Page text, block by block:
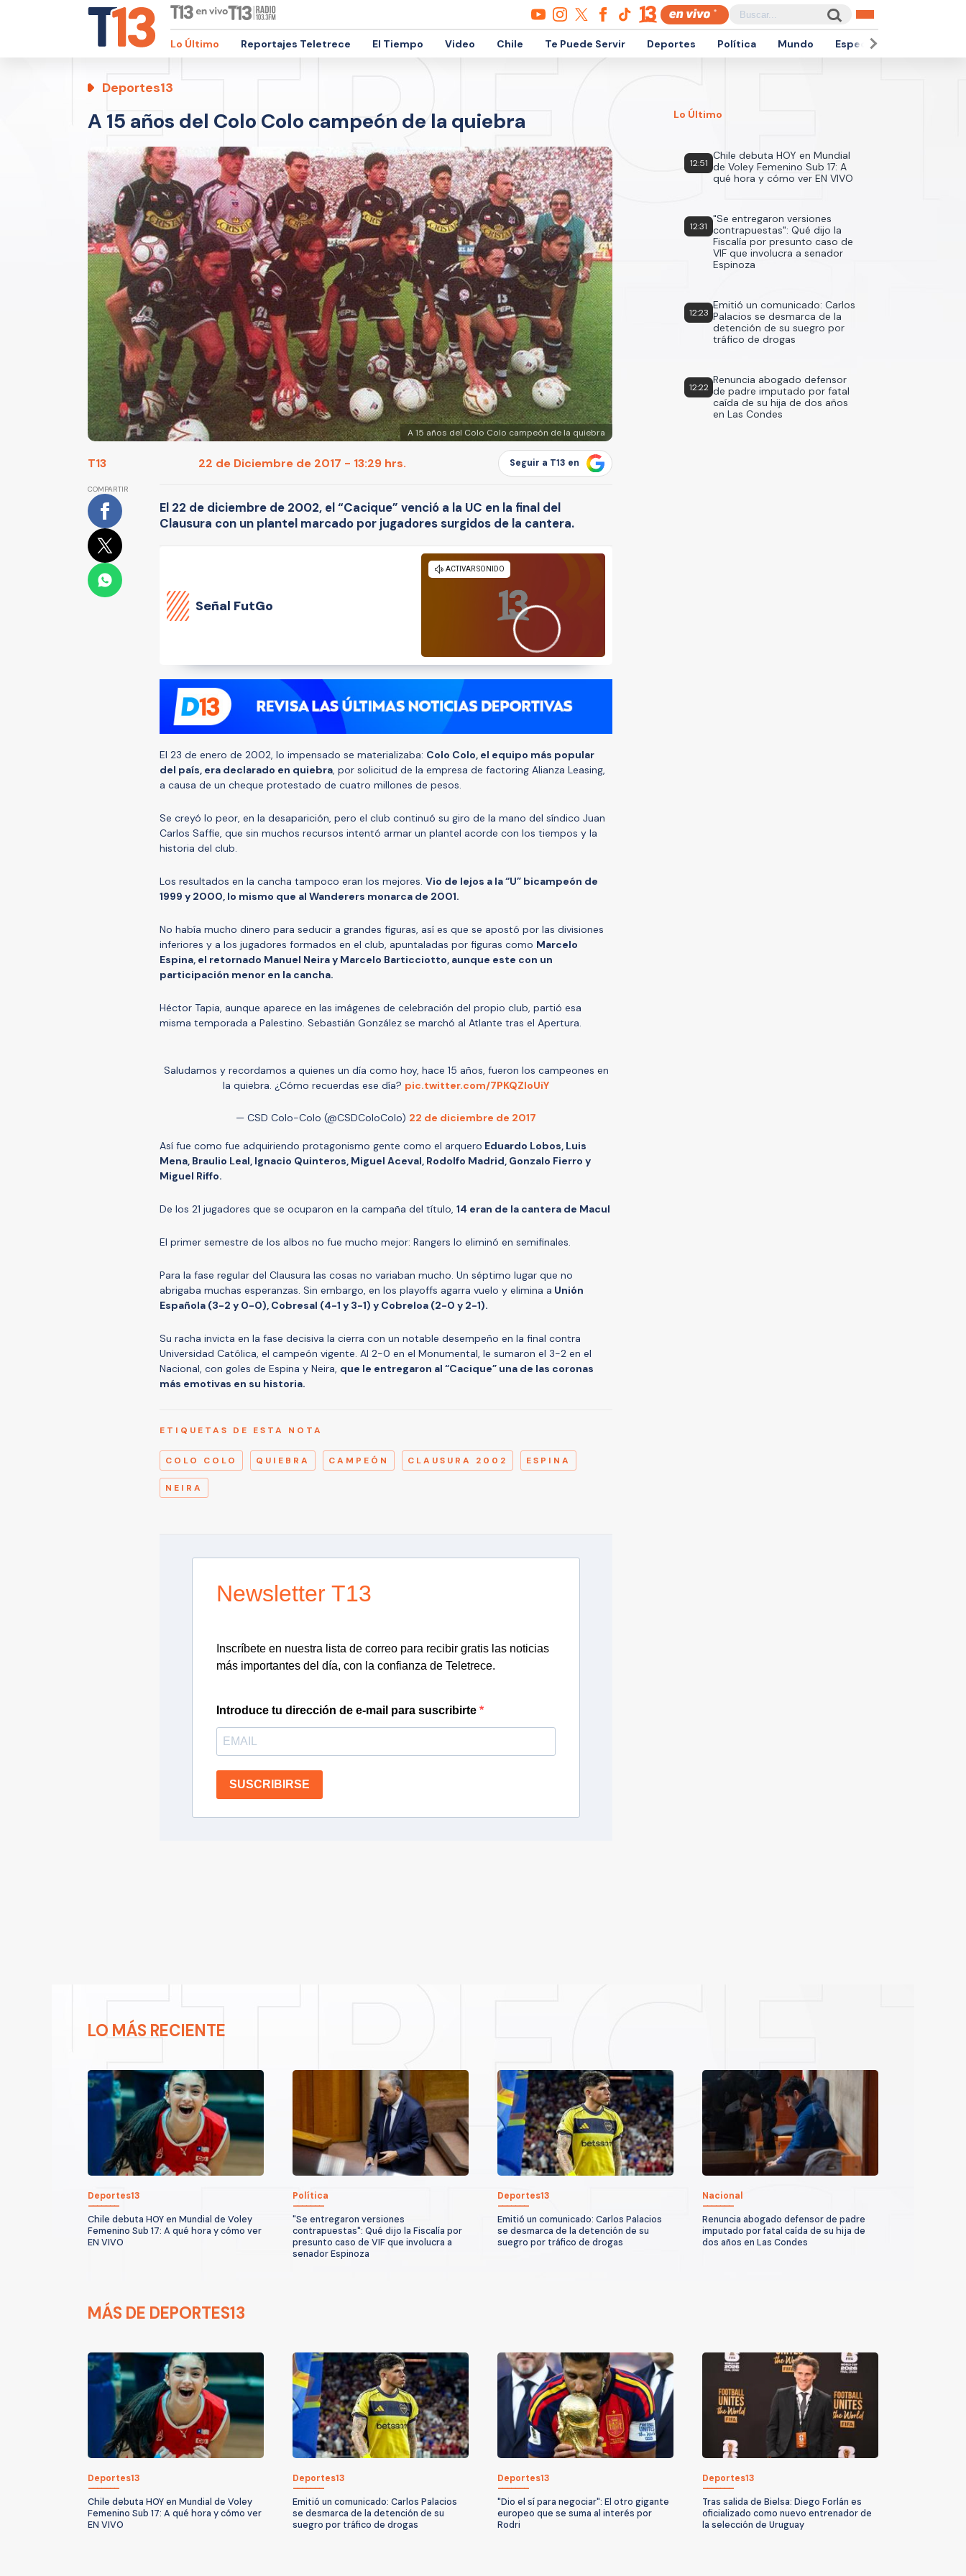
Lo Último Reportajes Teletrece El Tiempo Video Chile Te Puede Servir Deportes Política Mundo Espectáculos
Deportes13
A 15 años del Colo Colo campeón de la quiebra
A 15 años del Colo Colo campeón de la quiebra
T13 22 de Diciembre de 2017 - 13:29 hrs. Seguir a T13 en
COMPARTIR
El 22 de diciembre de 2002, el “Cacique” venció a la UC en la final del
Clausura con un plantel marcado por jugadores surgidos de la cantera.
Señal FutGo
El 23 de enero de 2002, lo impensado se materializaba: Colo Colo, el equipo más popular
del país, era declarado en quiebra, por solicitud de la empresa de factoring Alianza Leasing,
a causa de un cheque protestado de cuatro millones de pesos.
Se creyó lo peor, en la desaparición, pero el club continuó su giro de la mano del síndico Juan
Carlos Saffie, que sin muchos recursos intentó armar un plantel acorde con los tiempos y la
historia del club.
Los resultados en la cancha tampoco eran los mejores. Vio de lejos a la “U” bicampeón de
1999 y 2000, lo mismo que al Wanderers monarca de 2001.
No había mucho dinero para seducir a grandes figuras, así es que se apostó por las divisiones
inferiores y a los jugadores formados en el club, apuntaladas por figuras como Marcelo
Espina, el retornado Manuel Neira y Marcelo Barticciotto, aunque este con un
participación menor en la cancha.
Héctor Tapia, aunque aparece en las imágenes de celebración del propio club, partió esa
misma temporada a Palestino. Sebastián González se marchó al Atlante tras el Apertura.
Saludamos y recordamos a quienes un día como hoy, hace 15 años, fueron los campeones en
la quiebra. ¿Cómo recuerdas ese día? pic.twitter.com/7PKQZloUiY
— CSD Colo-Colo (@CSDColoColo) 22 de diciembre de 2017
Así fue como fue adquiriendo protagonismo gente como el arquero Eduardo Lobos, Luis
Mena, Braulio Leal, Ignacio Quinteros, Miguel Aceval, Rodolfo Madrid, Gonzalo Fierro y
Miguel Riffo.
De los 21 jugadores que se ocuparon en la campaña del título, 14 eran de la cantera de Macul
El primer semestre de los albos no fue mucho mejor: Rangers lo eliminó en semifinales.
Para la fase regular del Clausura las cosas no variaban mucho. Un séptimo lugar que no
abrigaba muchas esperanzas. Sin embargo, en los playoffs agarra vuelo y elimina a Unión
Española (3-2 y 0-0), Cobresal (4-1 y 3-1) y Cobreloa (2-0 y 2-1).
Su racha invicta en la fase decisiva la cierra con un notable desempeño en la final contra
Universidad Católica, el campeón vigente. Al 2-0 en el Monumental, le sumaron el 3-2 en el
Nacional, con goles de Espina y Neira, que le entregaron al “Cacique” una de las coronas
más emotivas en su historia.
ETIQUETAS DE ESTA NOTA
COLO COLO QUIEBRA CAMPEÓN CLAUSURA 2002 ESPINA
NEIRA
Newsletter T13
Inscríbete en nuestra lista de correo para recibir gratis las noticias
más importantes del día, con la confianza de Teletrece.
Introduce tu dirección de e-mail para suscribirte
SUSCRIBIRSE
Lo Último
12:51
Chile debuta HOY en Mundial
de Voley Femenino Sub 17: A
qué hora y cómo ver EN VIVO
12:31
"Se entregaron versiones
contrapuestas": Qué dijo la
Fiscalía por presunto caso de
VIF que involucra a senador
Espinoza
12:23
Emitió un comunicado: Carlos
Palacios se desmarca de la
detención de su suegro por
tráfico de drogas
12:22
Renuncia abogado defensor
de padre imputado por fatal
caída de su hija de dos años
en Las Condes
LO MÁS RECIENTE
Deportes13
Chile debuta HOY en Mundial de Voley
Femenino Sub 17: A qué hora y cómo ver
EN VIVO
Política
"Se entregaron versiones
contrapuestas": Qué dijo la Fiscalía por
presunto caso de VIF que involucra a
senador Espinoza
Deportes13
Emitió un comunicado: Carlos Palacios
se desmarca de la detención de su
suegro por tráfico de drogas
Nacional
Renuncia abogado defensor de padre
imputado por fatal caída de su hija de
dos años en Las Condes
MÁS DE DEPORTES13
Deportes13
Chile debuta HOY en Mundial de Voley
Femenino Sub 17: A qué hora y cómo ver
EN VIVO
Deportes13
Emitió un comunicado: Carlos Palacios
se desmarca de la detención de su
suegro por tráfico de drogas
Deportes13
"Dio el sí para negociar": El otro gigante
europeo que se suma al interés por
Rodri
Deportes13
Tras salida de Bielsa: Diego Forlán es
oficializado como nuevo entrenador de
la selección de Uruguay